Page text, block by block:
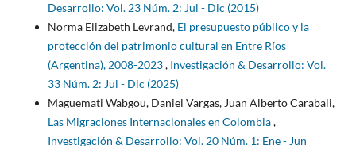
Desarrollo: Vol. 23 Núm. 2: Jul - Dic (2015)
Norma Elizabeth Levrand, El presupuesto público y la
protección del patrimonio cultural en Entre Ríos
(Argentina), 2008-2023, Investigación & Desarrollo: Vol.
33 Núm. 2: Jul - Dic (2025)
Maguemati Wabgou, Daniel Vargas, Juan Alberto Carabali,
Las Migraciones Internacionales en Colombia,
Investigación & Desarrollo: Vol. 20 Núm. 1: Ene - Jun